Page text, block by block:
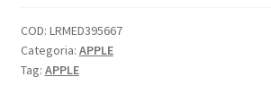
5.4"
64GB
5G
COD: LRMED395667
Categoria: APPLE
Tag: APPLE